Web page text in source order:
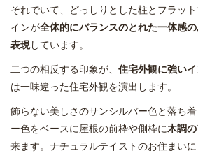
それでいて、どっしりとした柱とフラッ
インが全体的にバランスのとれた一体感
表現しています。
二つの相反する印象が、 住宅外観に強い
は一味違った住宅外観を演出します。
飾らない美しさのサンシルバー色と落ち
ー色をベースに屋根の前枠や側枠に木調
来ます。ナチュラルテイストのお住まい